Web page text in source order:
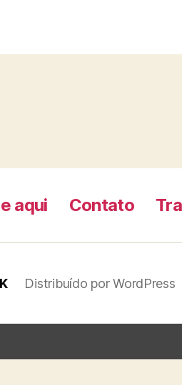
aqui Contato
Distribuído por WordPress